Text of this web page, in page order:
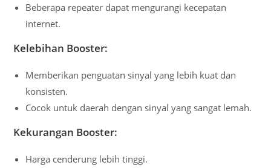
Beberapa repeater dapat mengurangi kecepatan
internet.
Kelebihan Booster:
Memberikan penguatan sinyal yang lebih kuat dan
konsisten.
Cocok untuk daerah dengan sinyal yang sangat lemah.
Kekurangan Booster:
Harga cenderung lebih tinggi.